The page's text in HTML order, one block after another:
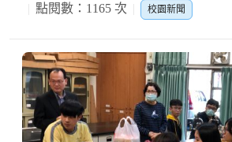
點閱數：1165 次
校園新聞